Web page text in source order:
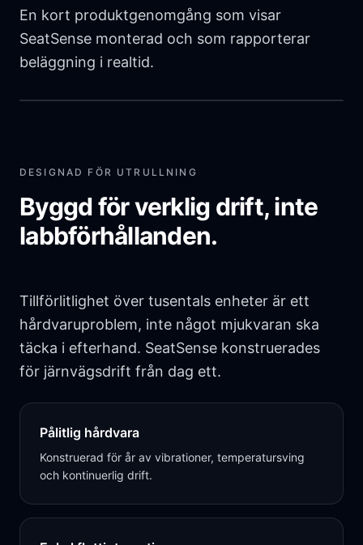
En kort produktgenomgång som visar
SeatSense monterad och som rapporterar
beläggning i realtid.
DESIGNAD FÖR UTRULLNING
Byggd för verklig drift, inte
labbförhållanden.
Tillförlitlighet över tusentals enheter är ett
hårdvaruproblem, inte något mjukvaran ska
täcka i efterhand. SeatSense konstruerades
för järnvägsdrift från dag ett.
Pålitlig hårdvara
Konstruerad för år av vibrationer, temperatursving
och kontinuerlig drift.